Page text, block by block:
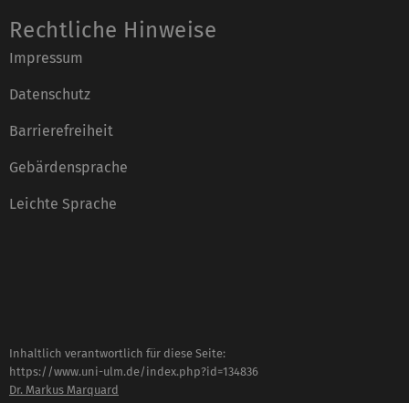
Rechtliche Hinweise
Impressum
Datenschutz
Barrierefreiheit
Gebärdensprache
Leichte Sprache
Inhaltlich verantwortlich für diese Seite:
https://www.uni-ulm.de/index.php?id=134836
Dr. Markus Marquard